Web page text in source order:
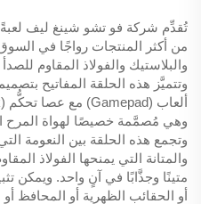
تُقدِّم شركة فو تشو شينغ ليف لعبةً
من أكثر المنتجات رواجًا في
والبلاستيك والفولاذ المقاوم
وتتميَّز هذه الحلقة المفاتيح
وهي مُصمَّمة خصيصًا لهواة المرح
وتجمع هذه الحلقة بين النعومة
والمتانة التي يمنحها الفولاذ
متينًا وجذَّابًا في آنٍ واحد. ويمكن
أو الحقائب الظهرية أو المحافظ